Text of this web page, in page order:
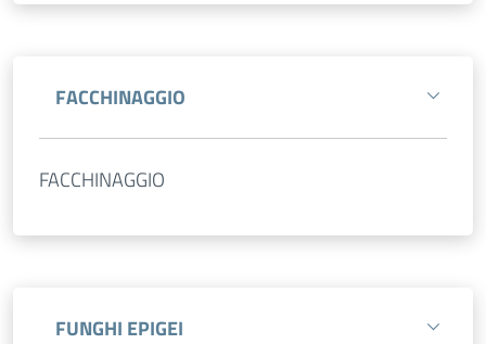
FACCHINAGGIO
FACCHINAGGIO
FUNGHI EPIGEI